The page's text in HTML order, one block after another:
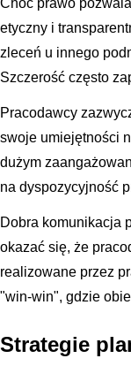
Choć prawo
etyczny i
zleceń u innego
Szczerość często
Pracodawcy
swoje umiejętności
dużym
na dyspozycyjność
Dobra komunikacja
okazać się, że
realizowane przez
"win-win", gdzie
Strategie